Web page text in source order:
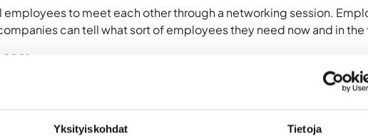
Yksityiskohdat Tietoja
employees tomeet each other through a networking session.
can tell what sort of employees they need now and in the